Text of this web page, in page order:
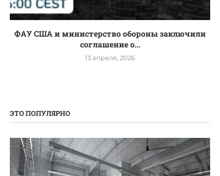
ФАУ США и министерство обороны заключили
соглашение о...
13 апреля, 2026
ЭТО ПОПУЛЯРНО